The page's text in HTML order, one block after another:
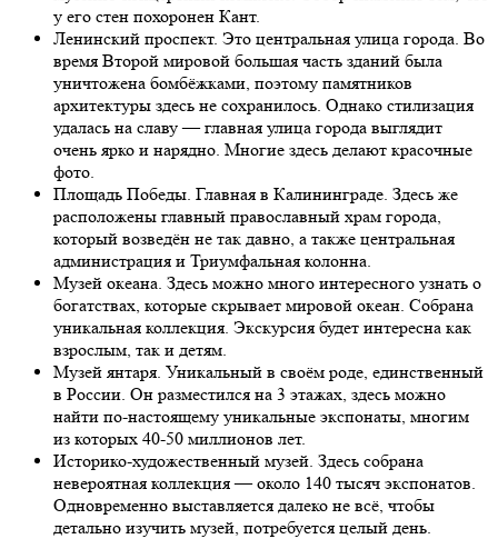
у его стен похоронен Кант.
Ленинский проспект. Это центральная улица города. Во
время Второй мировой большая часть зданий была
уничтожена бомбёжками, поэтому памятников
архитектуры здесь не сохранилось. Однако стилизация
удалась на славу — главная улица города выглядит
очень ярко и нарядно. Многие здесь делают красочные
фото.
Площадь Победы. Главная в Калининграде. Здесь же
расположены главный православный храм города,
который возведён не так давно, а также центральная
администрация и Триумфальная колонна.
Музей океана. Здесь можно много интересного узнать о
богатствах, которые скрывает мировой океан. Собрана
уникальная коллекция. Экскурсия будет интересна как
взрослым, так и детям.
Музей янтаря. Уникальный в своём роде, единственный
в России. Он разместился на 3 этажах, здесь можно
найти по-настоящему уникальные экспонаты, многим
из которых 40-50 миллионов лет.
Историко-художественный музей. Здесь собрана
невероятная коллекция — около 140 тысяч экспонатов.
Одновременно выставляется далеко не всё, чтобы
детально изучить музей, потребуется целый день.